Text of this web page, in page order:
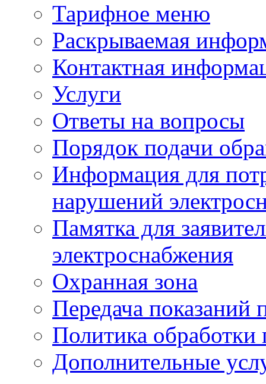
Тарифное меню
Раскрываемая
Контактная
Услуги
Ответы на вопросы
Порядок подачи
Информация для
нарушений
Памятка для
электроснабжения
Охранная зона
Передача показаний
Политика
Дополнительные